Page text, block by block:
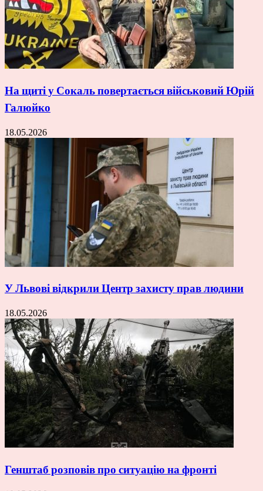
На щиті у Сокаль повертається військовий Юрій
Галюйко
18.05.2026
У Львові відкрили Центр захисту прав людини
18.05.2026
Генштаб розповів про ситуацію на фронті